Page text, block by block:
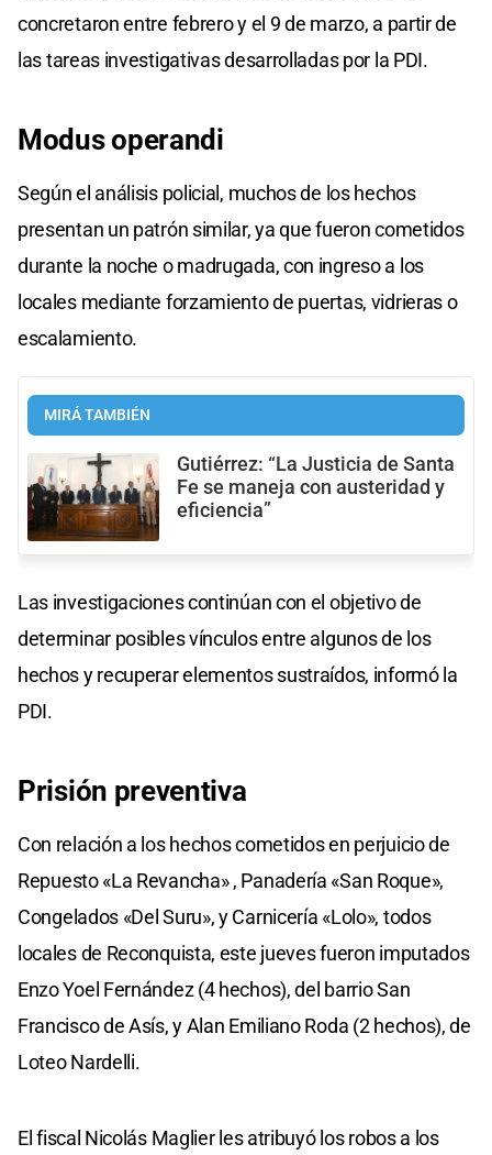
concretaron entre febrero y el 9 de marzo, a partir de
las tareas investigativas desarrolladas por la PDI.
Modus operandi
Según el análisis policial, muchos de los hechos
presentan un patrón similar, ya que fueron cometidos
durante la noche o madrugada, con ingreso a los
locales mediante forzamiento de puertas, vidrieras o
escalamiento.
MIRÁ TAMBIÉN
Gutiérrez: “La Justicia de Santa
Fe se maneja con austeridad y
eficiencia”
Las investigaciones continúan con el objetivo de
determinar posibles vínculos entre algunos de los
hechos y recuperar elementos sustraídos, informó la
PDI.
Prisión preventiva
Con relación a los hechos cometidos en perjuicio de
Repuesto «La Revancha» , Panadería «San Roque»,
Congelados «Del Suru», y Carnicería «Lolo», todos
locales de Reconquista, este jueves fueron imputados
Enzo Yoel Fernández (4 hechos), del barrio San
Francisco de Asís, y Alan Emiliano Roda (2 hechos), de
Loteo Nardelli.
El fiscal Nicolás Maglier les atribuyó los robos a los